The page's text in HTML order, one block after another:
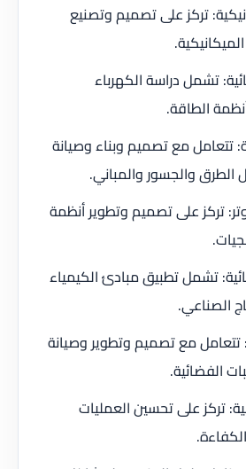
تركز على تصميم وتصنيع
تشمل دراسة الكهرباء
الطاقة.
تتعامل مع تصميم وبناء وصيانة
الطرق والجسور والمباني.
تركز على تصميم وتطوير أنظمة
تشمل تطبيق مبادئ الكيمياء
الصناعي.
تتعامل مع تصميم وتطوير وصيانة
الفضائية.
تركز على تحسين العمليات